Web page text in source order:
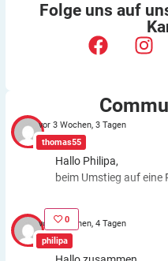
Folge uns auf
thomas55
vor 3 Wochen, 3 Tagen
Hallo Philipa,
beim Umstieg auf eine
ICT. Schätzfehler
Basalrate individuell
Morgenstunden mehr
0
philipa
vor 3 Wochen, 4 Tagen